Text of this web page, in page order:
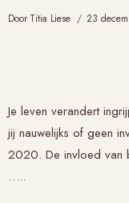
Door Titia Liese 23
Je leven verandert
jij nauwelijks of geen
2020. De invloed van
…..